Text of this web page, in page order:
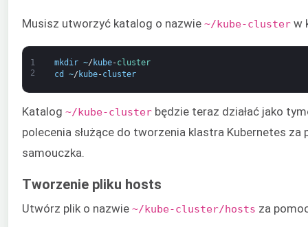
Musisz utworzyć katalog o nazwie ~/kube-cluster w
1
2
mkdir ~/ kube-cluster
cd
~/ kube-cluster
Katalog ~/kube-cluster będzie teraz działać jako
polecenia służące do tworzenia klastra Kubernetes
samouczka.
Tworzenie pliku hosts
Utwórz plik o nazwie ~/kube-cluster/hosts za